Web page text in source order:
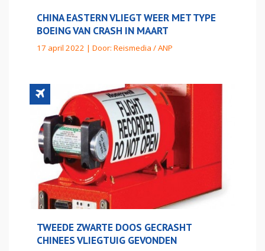
CHINA EASTERN VLIEGT WEER MET TYPE
BOEING VAN CRASH IN MAART
17 april 2022 | Door: Reismedia / ANP
TWEEDE ZWARTE DOOS GECRASHT
CHINEES VLIEGTUIG GEVONDEN